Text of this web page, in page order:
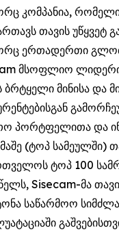
კომპანია,
თავის უწყვეტ
ერთადერთი
მსოფლიო ლიდერია
ბრტყელი მინისა და
პორტფელითა და
(ტოპ სამეულში)
ტოპ 100
Sisecam-მა
საწარმოო